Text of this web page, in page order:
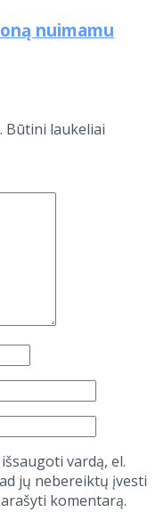
nuimamu
Būtini laukeliai
vardą, el.
jų nebereiktų įvesti
komentarą.